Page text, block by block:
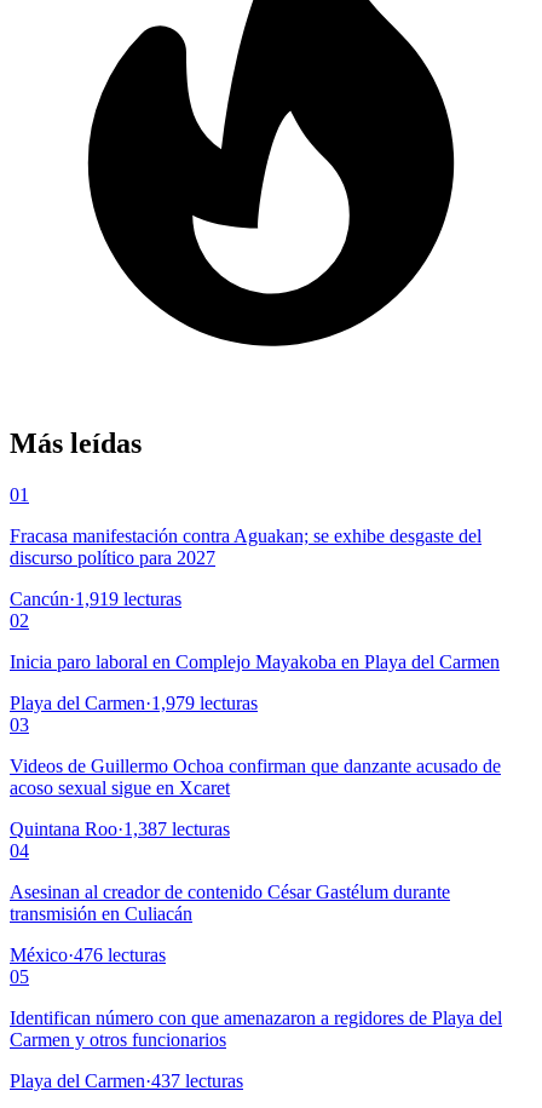
Más leídas
01
Fracasa manifestación contra Aguakan; se exhibe desgaste del
discurso político para 2027
Cancún·1,919 lecturas
02
Inicia paro laboral en Complejo Mayakoba en Playa del Carmen
Playa del Carmen·1,979 lecturas
03
Videos de Guillermo Ochoa confirman que danzante acusado de
acoso sexual sigue en Xcaret
Quintana Roo·1,387 lecturas
04
Asesinan al creador de contenido César Gastélum durante
transmisión en Culiacán
México·476 lecturas
05
Identifican número con que amenazaron a regidores de Playa del
Carmen y otros funcionarios
Playa del Carmen·437 lecturas